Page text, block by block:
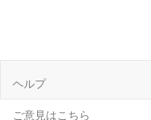
ヘルプ
ご意見はこちら